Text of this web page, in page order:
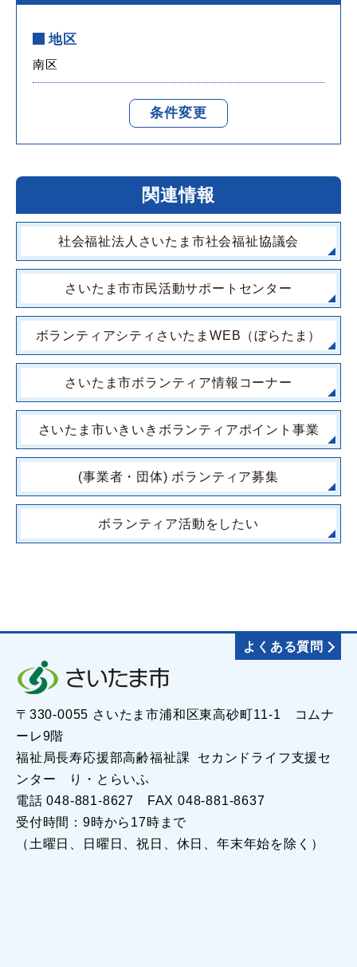
地区
南区
条件変更
関連情報
社会福祉法人さいたま市社会福祉協議会
さいたま市市民活動サポートセンター
ボランティアシティさいたまWEB（ぼらたま）
さいたま市ボランティア情報コーナー
さいたま市いきいきボランティアポイント事業
(事業者・団体) ボランティア募集
ボランティア活動をしたい
よくある質問
〒330-0055 さいたま市浦和区東高砂町11-1 コムナ
ーレ9階
福祉局長寿応援部高齢福祉課 セカンドライフ支援セ
ンター り・とらいふ
電話 048-881-8627 FAX 048-881-8637
受付時間：9時から17時まで
（土曜日、日曜日、祝日、休日、年末年始を除く）